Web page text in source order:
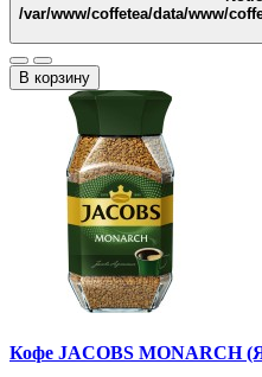
/var/www/coffetea/data/www/
В корзину
Кофе JACOBS MONARCH